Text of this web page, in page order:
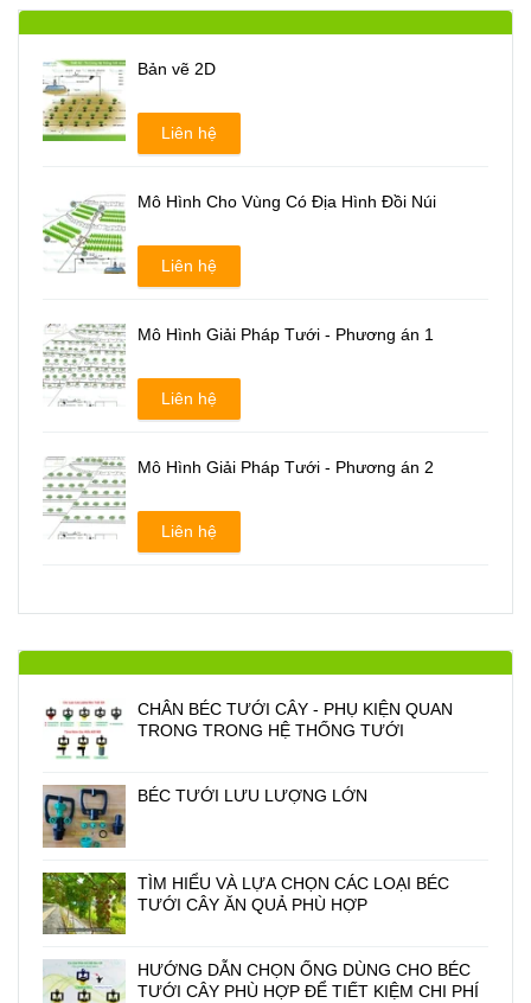
Bản vẽ 2D
Liên hệ
Mô Hình Cho Vùng Có Địa Hình Đồi Núi
Liên hệ
Mô Hình Giải Pháp Tưới - Phương án 1
Liên hệ
Mô Hình Giải Pháp Tưới - Phương án 2
Liên hệ
CHÂN BÉC TƯỚI CÂY - PHỤ KIỆN QUAN
TRONG TRONG HỆ THỐNG TƯỚI
BÉC TƯỚI LƯU LƯỢNG LỚN
TÌM HIỂU VÀ LỰA CHỌN CÁC LOẠI BÉC
TƯỚI CÂY ĂN QUẢ PHÙ HỢP
HƯỚNG DẪN CHỌN ỐNG DÙNG CHO BÉC
TƯỚI CÂY PHÙ HỢP ĐỂ TIẾT KIỆM CHI PHÍ